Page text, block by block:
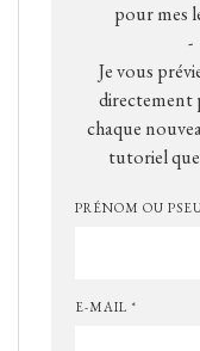
pour mes
-
Je vous
directement
chaque
tutoriel
PRÉNOM OU
E-MAIL *